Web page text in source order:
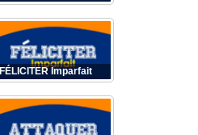
FÉLICITER Imparfait